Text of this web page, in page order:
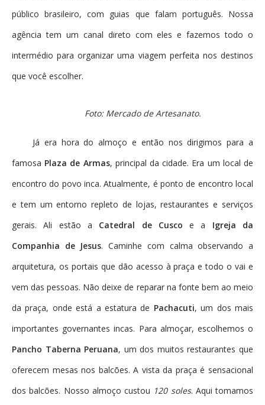
público brasileiro, com guias que falam português. Nossa
agência tem um canal direto com eles e fazemos todo o
intermédio para organizar uma viagem perfeita nos destinos
que você escolher.
Foto: Mercado de Artesanato.
Já era hora do almoço e então nos dirigimos para a
famosa Plaza de Armas, principal da cidade. Era um local de
encontro do povo inca. Atualmente, é ponto de encontro local
e tem um entorno repleto de lojas, restaurantes e serviços
gerais. Ali estão a Catedral de Cusco e a Igreja da
Companhia de Jesus. Caminhe com calma observando a
arquitetura, os portais que dão acesso à praça e todo o vai e
vem das pessoas. Não deixe de reparar na fonte bem ao meio
da praça, onde está a estatura de Pachacuti, um dos mais
importantes governantes incas. Para almoçar, escolhemos o
Pancho Taberna Peruana, um dos muitos restaurantes que
oferecem mesas nos balcões. A vista da praça é sensacional
dos balcões. Nosso almoço custou 120 soles. Aqui tomamos